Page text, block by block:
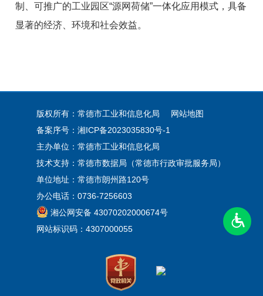
制、可推广的工业园区“源网荷储”一体化应用模式，具备
显著的经济、环境和社会效益。
版权所有：常德市工业和信息化局
网站地图
备案序号： 湘ICP备2023035830号-1
主办单位：常德市工业和信息化局
技术支持：常德市数据局（常德市行政审批服务局）
单位地址：常德市朗州路120号
办公电话：0736-7256603
湘公网安备 43070202000674号
网站标识码：4307000055